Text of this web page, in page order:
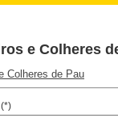
e Colheres
Colheres de Pau